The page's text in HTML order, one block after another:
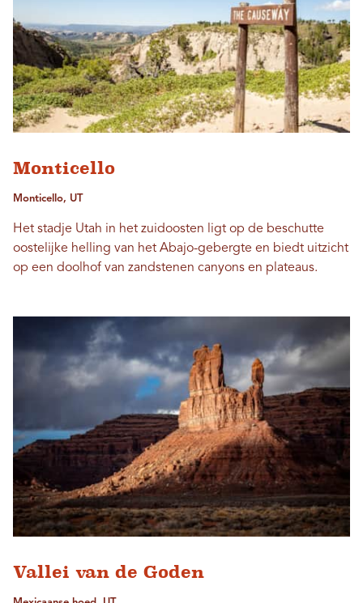
Monticello
Monticello, UT
Het stadje Utah in het zuidoosten ligt op de beschutte
oostelijke helling van het Abajo-gebergte en biedt uitzicht
op een doolhof van zandstenen canyons en plateaus.
Vallei van de Goden